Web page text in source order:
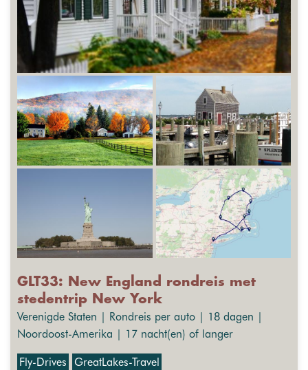
GLT33: New England rondreis met
stedentrip New York
Verenigde Staten | Rondreis per auto | 18 dagen |
Noordoost-Amerika | 17 nacht(en) of langer
Fly-Drives GreatLakes-Travel